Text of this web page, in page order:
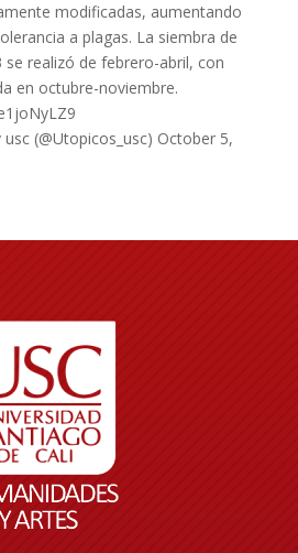
modificadas, aumentando
a plagas. La siembra de
se realizó de febrero-abril, con
en octubre-noviembre.
(@Utopicos_usc) October 5,